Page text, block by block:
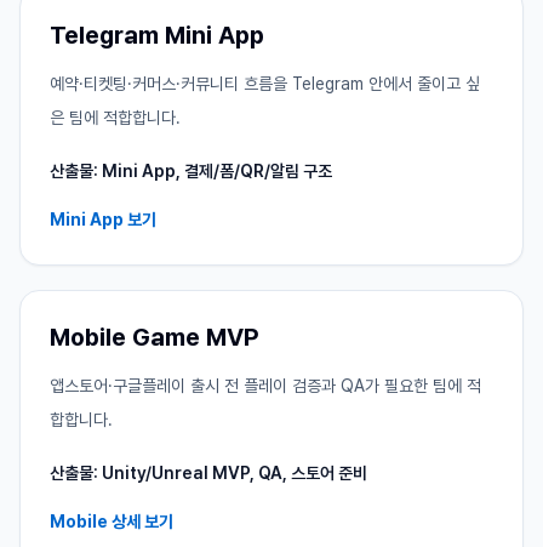
Telegram Mini App
예약·티켓팅·커머스·커뮤니티 흐름을 Telegram 안에서 줄이고 싶
은 팀에 적합합니다.
산출물: Mini App, 결제/폼/QR/알림 구조
Mini App 보기
Mobile Game MVP
앱스토어·구글플레이 출시 전 플레이 검증과 QA가 필요한 팀에 적
합합니다.
산출물: Unity/Unreal MVP, QA, 스토어 준비
Mobile 상세 보기